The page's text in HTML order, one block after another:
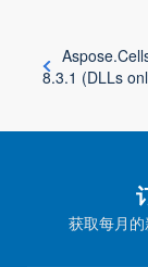
8.3.1 (DLLs
获取每月的